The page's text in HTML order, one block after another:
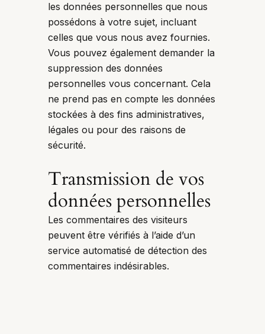
les données personnelles que nous
possédons à votre sujet, incluant
celles que vous nous avez fournies.
Vous pouvez également demander la
suppression des données
personnelles vous concernant. Cela
ne prend pas en compte les données
stockées à des fins administratives,
légales ou pour des raisons de
sécurité.
Transmission de vos
données personnelles
Les commentaires des visiteurs
peuvent être vérifiés à l’aide d’un
service automatisé de détection des
commentaires indésirables.